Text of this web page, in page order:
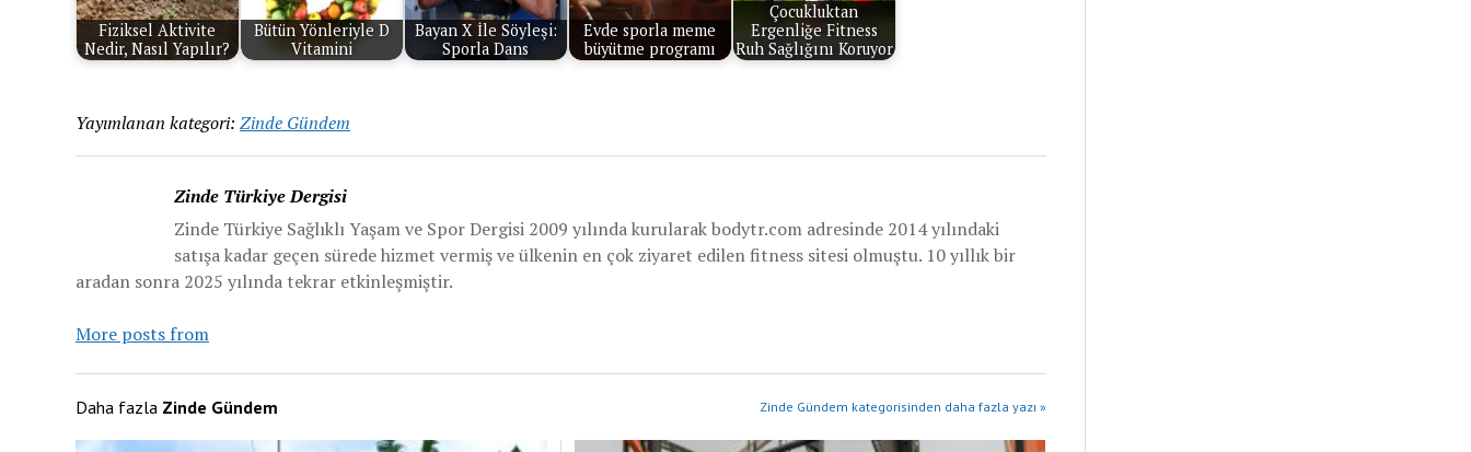
Fiziksel Aktivite
Nedir, Nasıl Yapılır?
Bütün Yönleriyle D
Vitamini
Bayan X İle Söyleşi:
Sporla Dans
Evde sporla meme
büyütme programı
Çocukluktan
Ergenliğe Fitness
Ruh Sağlığını Koruyor
Yayımlanan kategori: Zinde Gündem
Zinde Türkiye Dergisi
Zinde Türkiye Sağlıklı Yaşam ve Spor Dergisi 2009 yılında kurularak bodytr.com adresinde 2014 yılındaki
satışa kadar geçen sürede hizmet vermiş ve ülkenin en çok ziyaret edilen fitness sitesi olmuştu. 10 yıllık bir
aradan sonra 2025 yılında tekrar etkinleşmiştir.
More posts from
Daha fazla Zinde Gündem Zinde Gündem kategorisinden daha fazla yazı »